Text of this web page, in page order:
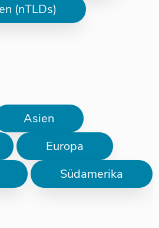
(nTLDs)
Asien
Europa
Südamerika